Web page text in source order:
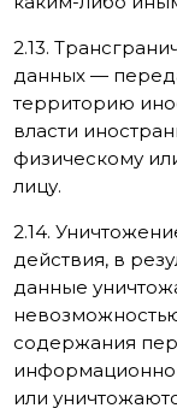
2.13.
данных —
территорию
власти
физическому
лицу.
2.14.
действия, в
данные
содержания
или